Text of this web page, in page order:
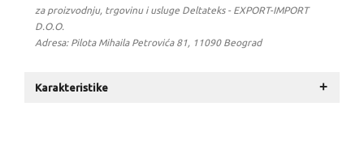
za proizvodnju, trgovinu i usluge Deltateks - EXPORT-IMPORT
D.O.O.
Adresa: Pilota Mihaila Petrovića 81, 11090 Beograd
Karakteristike +